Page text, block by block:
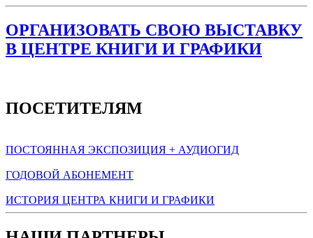
ОРГАНИЗОВАТЬ СВОЮ ВЫСТАВКУ
В ЦЕНТРЕ КНИГИ И ГРАФИКИ
ПОСЕТИТЕЛЯМ
ПОСТОЯННАЯ ЭКСПОЗИЦИЯ + АУДИОГИД
ГОДОВОЙ АБОНЕМЕНТ
ИСТОРИЯ ЦЕНТРА КНИГИ И ГРАФИКИ